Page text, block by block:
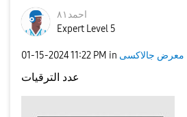
احمد٨١
Expert Level 5
‎01-15-202411:22 PM in معرض جالاكسى
عدد الترقيات